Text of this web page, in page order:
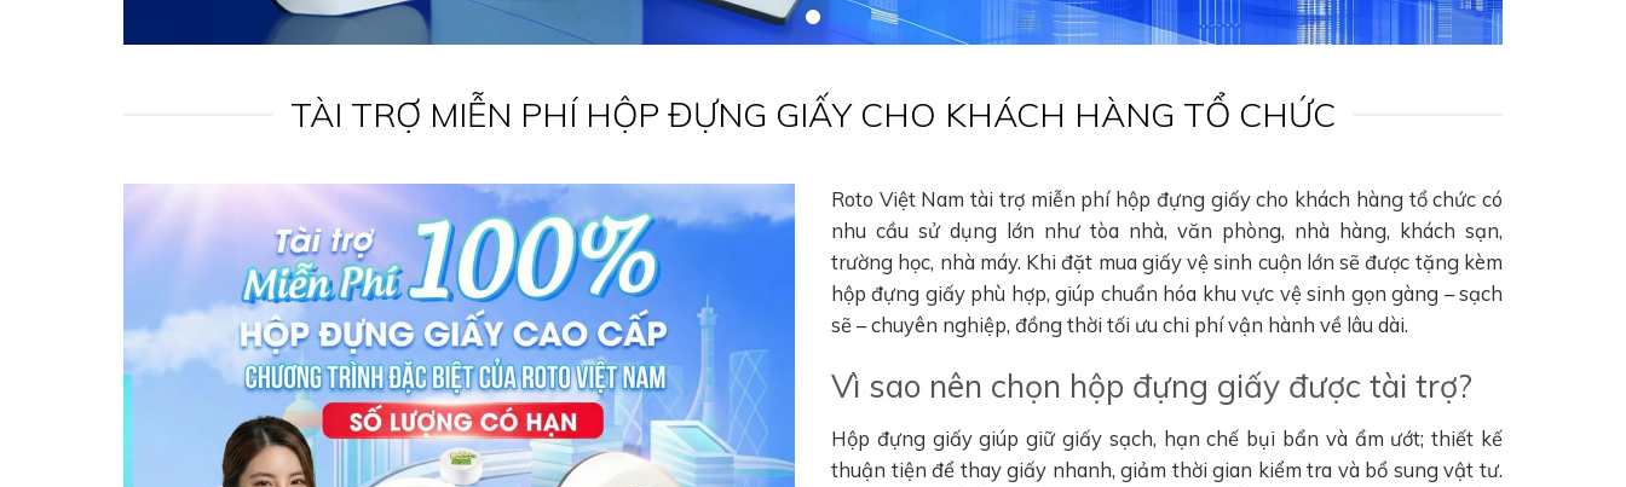
TÀI TRỢ MIỄN PHÍ HỘP ĐỰNG GIẤY CHO KHÁCH HÀNG TỔ CHỨC
Roto Việt Nam tài trợ miễn phí hộp đựng giấy cho khách hàng tổ chức có
nhu cầu sử dụng lớn như tòa nhà, văn phòng, nhà hàng, khách sạn,
trường học, nhà máy. Khi đặt mua giấy vệ sinh cuộn lớn sẽ được tặng kèm
hộp đựng giấy phù hợp, giúp chuẩn hóa khu vực vệ sinh gọn gàng – sạch
sẽ – chuyên nghiệp, đồng thời tối ưu chi phí vận hành về lâu dài.
Vì sao nên chọn hộp đựng giấy được tài trợ?
Hộp đựng giấy giúp giữ giấy sạch, hạn chế bụi bẩn và ẩm ướt; thiết kế
thuận tiện để thay giấy nhanh, giảm thời gian kiểm tra và bổ sung vật tư.